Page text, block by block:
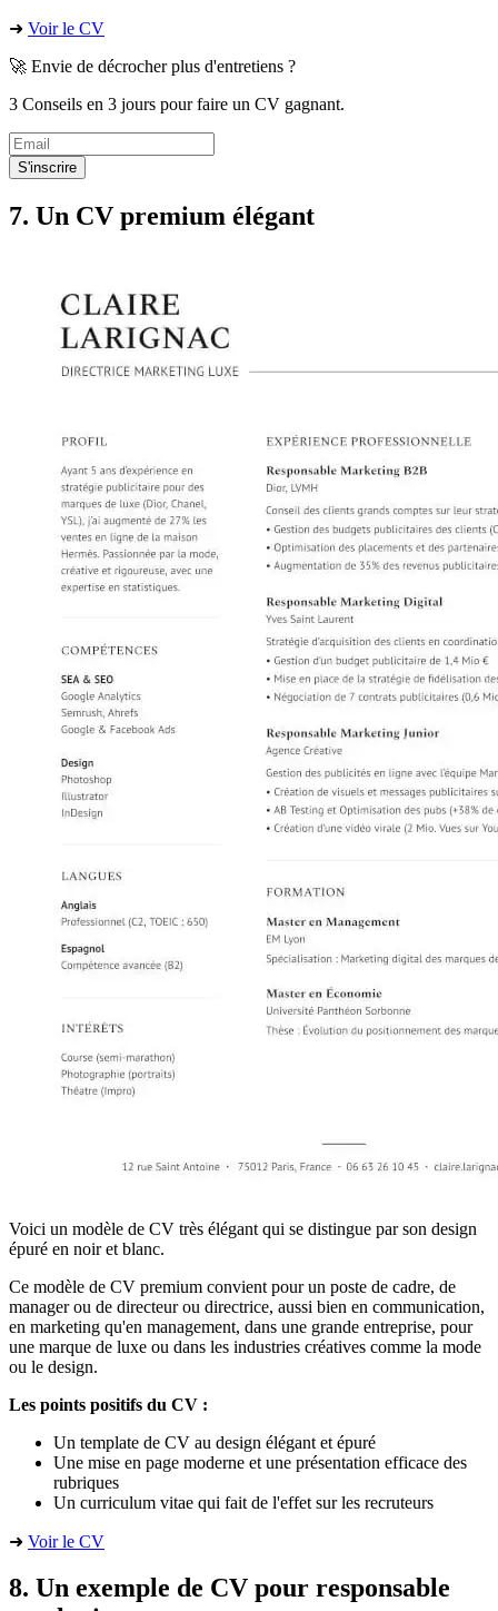
➜ Voir le CV
🚀 Envie de décrocher plus d'entretiens ?
3 Conseils en 3 jours pour faire un CV gagnant.
S'inscrire
7. Un CV premium élégant
Voici un modèle de CV très élégant qui se distingue par son design
épuré en noir et blanc.
Ce modèle de CV premium convient pour un poste de cadre, de
manager ou de directeur ou directrice, aussi bien en communication,
en marketing qu'en management, dans une grande entreprise, pour
une marque de luxe ou dans les industries créatives comme la mode
ou le design.
Les points positifs du CV :
Un template de CV au design élégant et épuré
Une mise en page moderne et une présentation efficace des
rubriques
Un curriculum vitae qui fait de l'effet sur les recruteurs
➜ Voir le CV
8. Un exemple de CV pour responsable